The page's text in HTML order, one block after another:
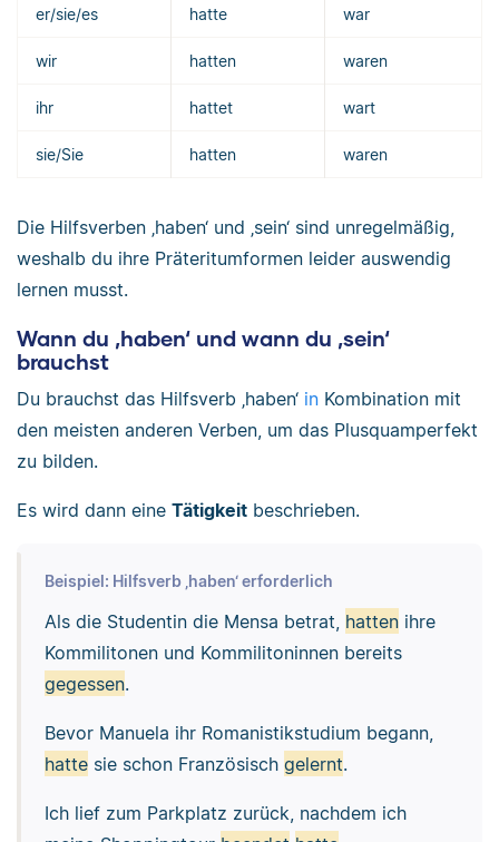
er/sie/es hatte war
wir hatten waren
ihr hattet wart
sie/Sie hatten waren
Die Hilfsverben ‚haben‘ und ‚sein‘ sind unregelmäßig,
weshalb du ihre Präteritumformen leider auswendig
lernen musst.
Wann du ‚haben‘ und wann du ‚sein‘
brauchst
Du brauchst das Hilfsverb ‚haben‘ in Kombination mit
den meisten anderen Verben, um das Plusquamperfekt
zu bilden.
Es wird dann eine Tätigkeit beschrieben.
Beispiel: Hilfsverb ‚haben‘ erforderlich
Als die Studentin die Mensa betrat, hattenihre
Kommilitonen und Kommilitoninnen bereits
gegessen.
Bevor Manuela ihr Romanistikstudium begann,
hattesie schon Französisch gelernt.
Ich lief zum Parkplatz zurück, nachdem ich